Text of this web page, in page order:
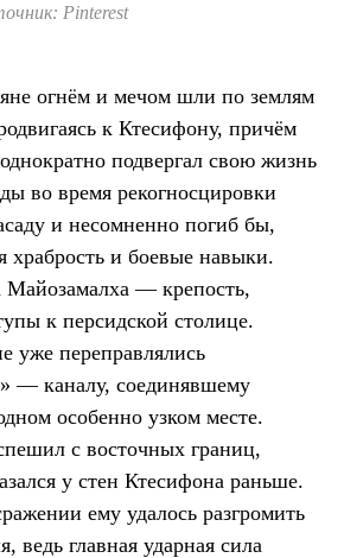
Pinterest
огнём и мечом шли по землям
к Ктесифону, причём
подвергал свою жизнь
во время рекогносцировки
и несомненно погиб бы,
храбрость и боевые навыки.
Майозамалха — крепость,
к персидской столице.
уже переправлялись
— каналу, соединявшему
особенно узком месте.
с восточных границ,
у стен Ктесифона раньше.
ему удалось разгромить
ведь главная ударная сила